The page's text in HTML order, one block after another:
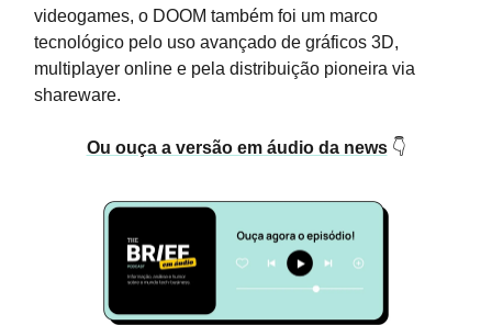
videogames, o DOOM também foi um marco
tecnológico pelo uso avançado de gráficos 3D,
multiplayer online e pela distribuição pioneira via
shareware.
Ou ouça a versão em áudio da news👇